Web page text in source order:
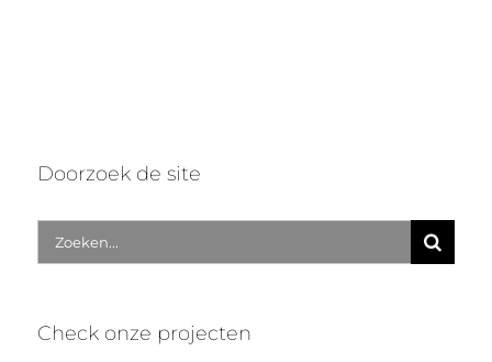
Doorzoek de site
Zoek
naar:
Check onze projecten